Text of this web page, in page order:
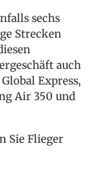
sechs
Strecken
auch
Express,
Air 350 und
Sie Flieger